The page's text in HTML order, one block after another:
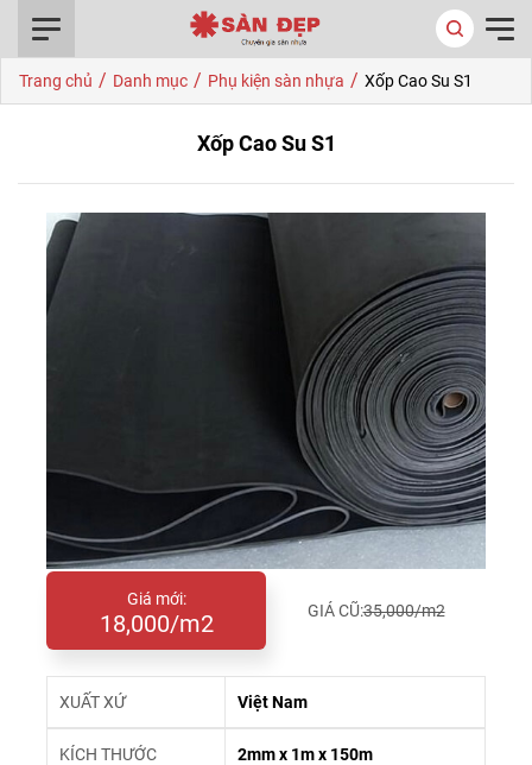
Trang chủ / Danh mục / Phụ kiện sàn nhựa / Xốp Cao Su S1
Xốp Cao Su S1
Giá mới:
18,000/m2 GIÁ CŨ:35,000/m2
XUẤT XỨ Việt Nam
KÍCH THƯỚC 2mm x 1m x 150m